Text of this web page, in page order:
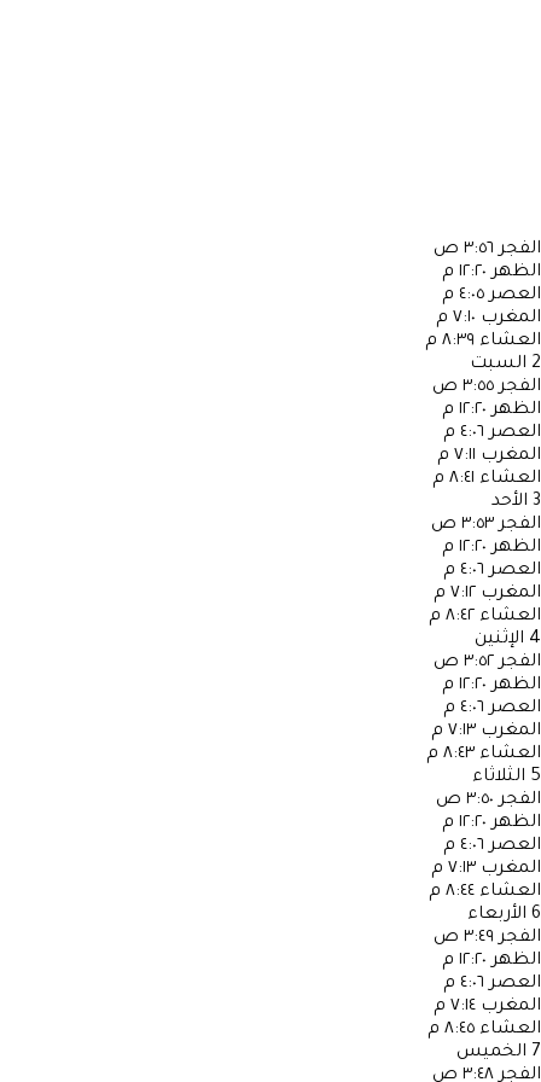
الفجر ٣:٥٦ ص
الظهر ١٢:٢٠ م
العصر ٤:٠٥ م
المغرب ٧:١٠ م
العشاء ٨:٣٩ م
2 السبت
الفجر ٣:٥٥ ص
الظهر ١٢:٢٠ م
العصر ٤:٠٦ م
المغرب ٧:١١ م
العشاء ٨:٤١ م
3 الأحد
الفجر ٣:٥٣ ص
الظهر ١٢:٢٠ م
العصر ٤:٠٦ م
المغرب ٧:١٢ م
العشاء ٨:٤٢ م
4 الإثنين
الفجر ٣:٥٢ ص
الظهر ١٢:٢٠ م
العصر ٤:٠٦ م
المغرب ٧:١٣ م
العشاء ٨:٤٣ م
5 الثلاثاء
الفجر ٣:٥٠ ص
الظهر ١٢:٢٠ م
العصر ٤:٠٦ م
المغرب ٧:١٣ م
العشاء ٨:٤٤ م
6 الأربعاء
الفجر ٣:٤٩ ص
الظهر ١٢:٢٠ م
العصر ٤:٠٦ م
المغرب ٧:١٤ م
العشاء ٨:٤٥ م
7 الخميس
الفجر ٣:٤٨ ص